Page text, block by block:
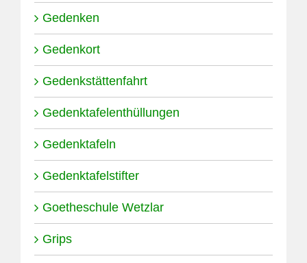
Gedenken
Gedenkort
Gedenkstättenfahrt
Gedenktafelenthüllungen
Gedenktafeln
Gedenktafelstifter
Goetheschule Wetzlar
Grips